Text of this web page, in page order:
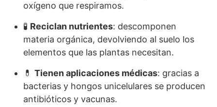
oxígeno que respiramos.
🧪 Reciclan nutrientes: descomponen
materia orgánica, devolviendo al suelo los
elementos que las plantas necesitan.
💊 Tienen aplicaciones médicas: gracias a
bacterias y hongos unicelulares se producen
antibióticos y vacunas.